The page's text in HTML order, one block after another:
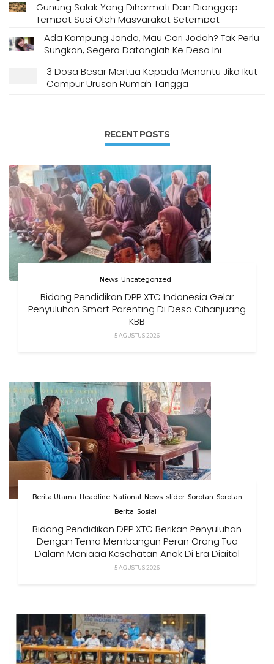
Gunung Salak Yang Dihormati Dan Dianggap
Tempat Suci Oleh Masyarakat Setempat
Ada Kampung Janda, Mau Cari Jodoh? Tak Perlu
Sungkan, Segera Datanglah Ke Desa Ini
3 Dosa Besar Mertua Kepada Menantu Jika Ikut
Campur Urusan Rumah Tangga
RECENT POSTS
News Uncategorized
Bidang Pendidikan DPP XTC Indonesia Gelar
Penyuluhan Smart Parenting Di Desa Cihanjuang
KBB
5 AGUSTUS 2026
Berita Utama Headline National News slider Sorotan Sorotan
Berita Sosial
Bidang Pendidikan DPP XTC Berikan Penyuluhan
Dengan Tema Membangun Peran Orang Tua
Dalam Menjaga Kesehatan Anak Di Era Digital
5 AGUSTUS 2026